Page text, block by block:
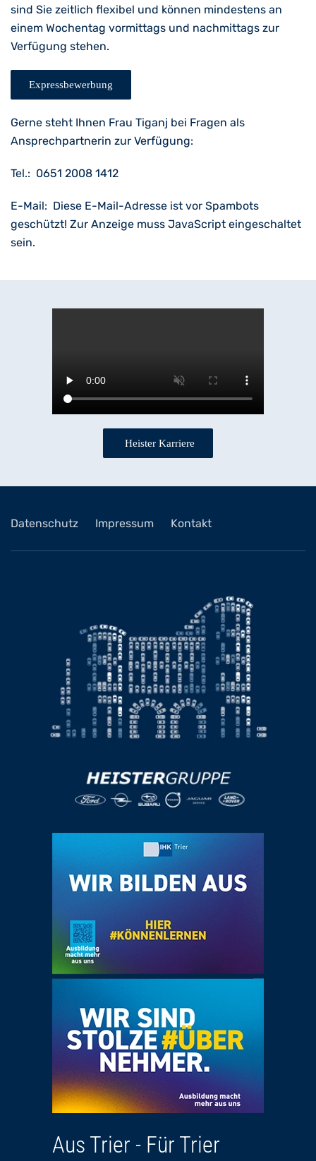
sind Sie zeitlich flexibel und können mindestens an
einem Wochentag vormittags und nachmittags zur
Verfügung stehen.
Expressbewerbung
Gerne steht Ihnen Frau Tiganj bei Fragen als
Ansprechpartnerin zur Verfügung:
Tel.: 0651 2008 1412
E-Mail: Diese E-Mail-Adresse ist vor Spambots
geschützt! Zur Anzeige muss JavaScript eingeschaltet
sein.
Heister Karriere
Datenschutz Impressum Kontakt
Aus Trier - Für Trier